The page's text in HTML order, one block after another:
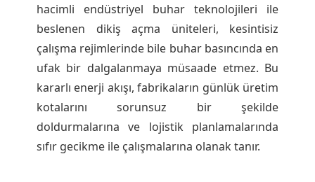
hacimli endüstriyel buhar teknolojileri ile
beslenen dikiş açma üniteleri, kesintisiz
çalışma rejimlerinde bile buhar basıncında en
ufak bir dalgalanmaya müsaade etmez. Bu
kararlı enerji akışı, fabrikaların günlük üretim
kotalarını sorunsuz bir şekilde
doldurmalarına ve lojistik planlamalarında
sıfır gecikme ile çalışmalarına olanak tanır.